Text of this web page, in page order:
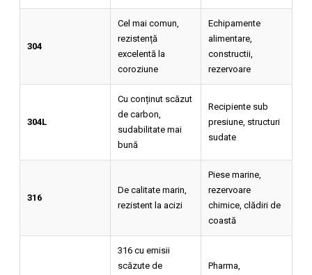
304
Cel mai comun,
rezistență
excelentă la
coroziune
Echipamente
alimentare,
constructii,
rezervoare
304L
Cu conținut scăzut
de carbon,
sudabilitate mai
bună
Recipiente sub
presiune, structuri
sudate
316
De calitate marin,
rezistent la acizi
Piese marine,
rezervoare
chimice, clădiri de
coastă
316 cu emisii
scăzute de
Pharma,